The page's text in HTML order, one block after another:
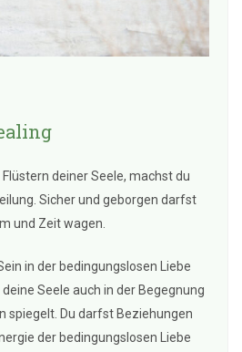
deiner Seele, machst du
Sicher und geborgen darfst
und Zeit wagen.
in der bedingungslosen Liebe
Seele auch in der Begegnung
spiegelt. Du darfst Beziehungen
der bedingungslosen Liebe